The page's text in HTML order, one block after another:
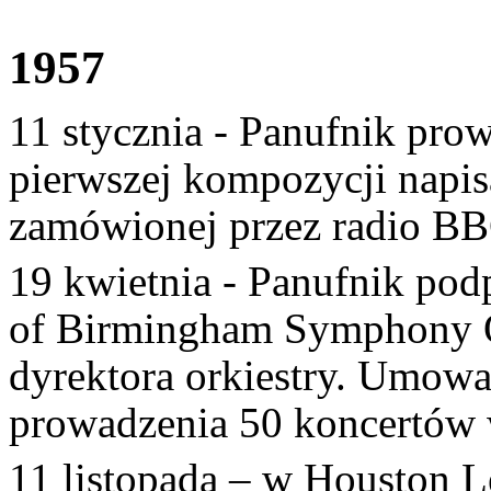
1957
11 stycznia - Panufnik
pierwszej kompozycji
zamówionej przez radio
19 kwietnia - Panufnik
of Birmingham Symphony
dyrektora orkiestry.
prowadzenia 50 koncertów
11 listopada – w Houston